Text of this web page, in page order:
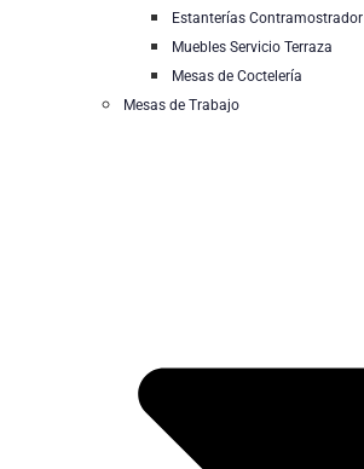
Estanterías Contramostrador
Muebles Servicio Terraza
Mesas de Coctelería
Mesas de Trabajo